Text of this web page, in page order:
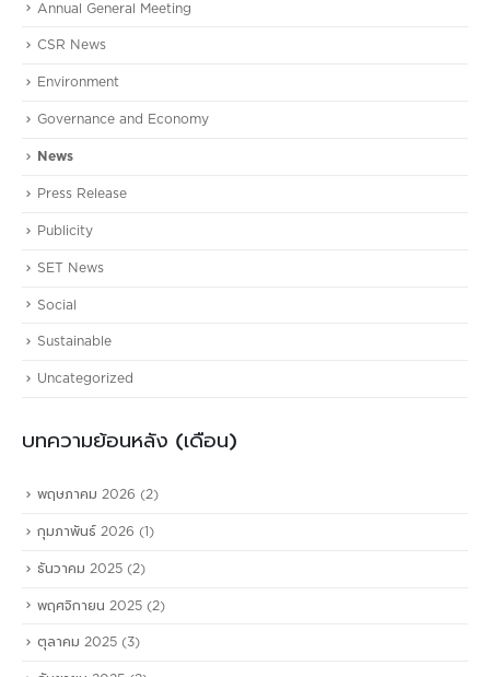
Annual General Meeting
CSR News
Environment
Governance and Economy
News
Press Release
Publicity
SET News
Social
Sustainable
Uncategorized
บทความย้อนหลัง (เดือน)
พฤษภาคม 2026 (2)
กุมภาพันธ์ 2026 (1)
ธันวาคม 2025 (2)
พฤศจิกายน 2025 (2)
ตุลาคม 2025 (3)